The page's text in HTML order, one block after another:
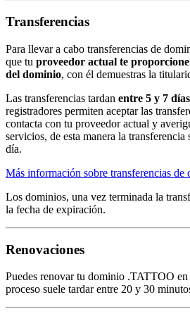
Transferencias
Para llevar a cabo transferencias de
que tu proveedor actual te
del dominio, con él demuestras la
Las transferencias tardan entre 5 y 7 días
registradores permiten aceptar las
contacta con tu proveedor actual y
servicios, de esta manera la
día.
Más información sobre transferencias
Los dominios, una vez terminada la
la fecha de expiración.
Renovaciones
Puedes renovar tu dominio .TATTOO en
proceso suele tardar entre 20 y 30